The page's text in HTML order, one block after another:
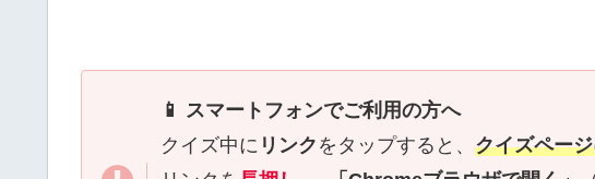
📱 スマートフォンでご利用の方へ
クイズ中に リンク をタップすると、 クイズペー